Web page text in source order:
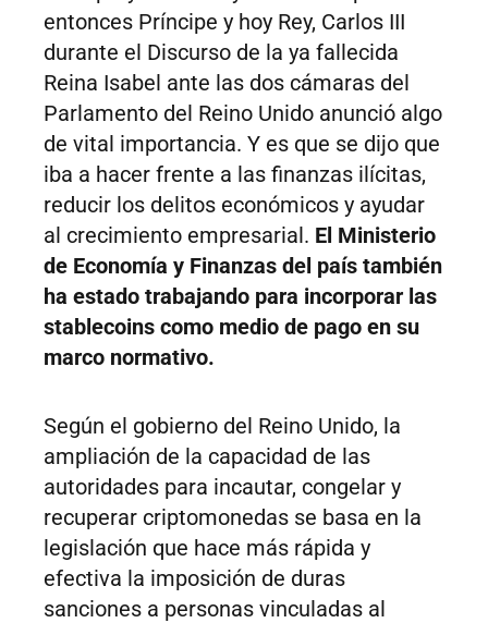
entonces Príncipe y hoy Rey, Carlos III
durante el Discurso de la ya fallecida
Reina Isabel ante las dos cámaras del
Parlamento del Reino Unido anunció algo
de vital importancia. Y es que se dijo que
iba a hacer frente a las finanzas ilícitas,
reducir los delitos económicos y ayudar
al crecimiento empresarial. El Ministerio
de Economía y Finanzas del país también
ha estado trabajando para incorporar las
stablecoins como medio de pago en su
marco normativo.
Según el gobierno del Reino Unido, la
ampliación de la capacidad de las
autoridades para incautar, congelar y
recuperar criptomonedas se basa en la
legislación que hace más rápida y
efectiva la imposición de duras
sanciones a personas vinculadas al